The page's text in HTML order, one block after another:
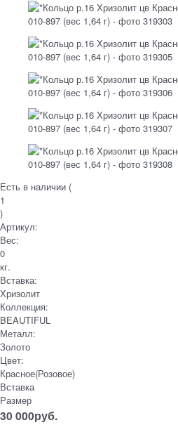
Есть в наличии (
1
)
Артикул:
Вес:
0
кг.
Вставка:
Хризолит
Коллекция:
BEAUTIFUL
Металл:
Золото
Цвет:
Красное(Розовое)
Вставка
Размер
30 000руб.